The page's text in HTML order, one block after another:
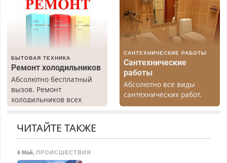
Прием по ТК РФ. График
работы любой.
Бесплатное проживание.
З/п – до 96000 рублей до
вычета налогов.
Ежемесячно
выплачивается денежная
премия. Возможно
бесплатное обучение,
получение документов,
работа инспектором по
безопасности с з/п до
125000 руб.
БЫТОВАЯ ТЕХНИКА
Ремонт холодильников
Абсолютно бесплатный
вызов. Ремонт
холодильников всех
гарантией. Все р-ны.
Срочно. Без выходных.
Пенсионерам – скидки до
40%. Мастер со стажем.
САНТЕХНИЧЕСКИЕ РАБОТЫ
Сантехнические
работы
Абсолютно все виды
сантехнических работ.
Быстро. Качественно.
ЧИТАЙТЕ ТАКЖЕ
6 Май, ПРОИСШЕСТВИЯ